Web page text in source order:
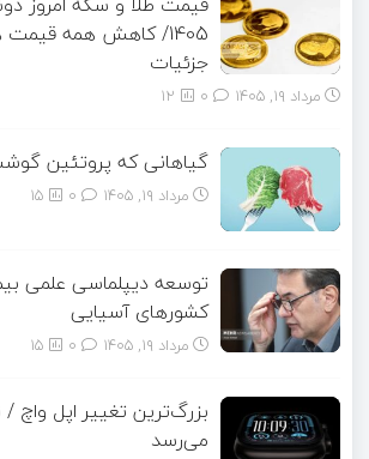
1405/ کاهش همه
جزئیات
مرداد ۱۹, ۱۴۰۵ 12
گیاهانی که پروتئین
مرداد ۱۹, ۱۴۰۵ 15
توسعه دیپلماسی علمی
کشورهای آسیایی
مرداد ۱۹, ۱۴۰۵ 15
بزرگ‌ترین تغییر اپل واچ /
می‌رسد